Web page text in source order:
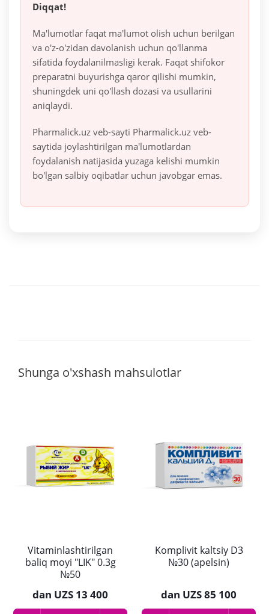
Diqqat!
Ma'lumotlar faqat ma'lumot olish uchun berilgan
va o'z-o'zidan davolanish uchun qo'llanma
sifatida foydalanilmasligi kerak. Faqat shifokor
preparatni buyurishga qaror qilishi mumkin,
shuningdek uni qo'llash dozasi va usullarini
aniqlaydi.
Pharmalick.uz veb-sayti Pharmalick.uz veb-
saytida joylashtirilgan ma'lumotlardan
foydalanish natijasida yuzaga kelishi mumkin
bo'lgan salbiy oqibatlar uchun javobgar emas.
Shunga o'xshash mahsulotlar
Vitaminlashtirilgan
baliq moyi "LIK" 0.3g
№50
dan UZS 13 400
Komplivit kaltsiy D3
№30 (apelsin)
dan UZS 85 100